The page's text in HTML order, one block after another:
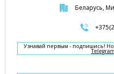
Беларусь,
Узнавай первым - подпишись!